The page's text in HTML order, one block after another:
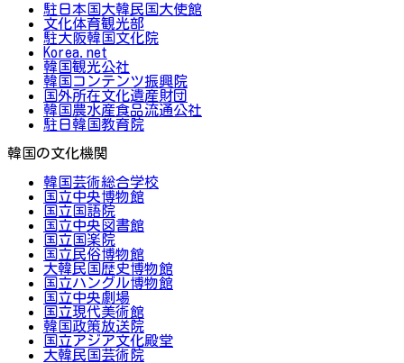
駐日本国大韓民国大使館
文化体育観光部
駐大阪韓国文化院
Korea.net
韓国観光公社
韓国コンテンツ振興院
国外所在文化遺産財団
韓国農水産食品流通公社
駐日韓国教育院
韓国の文化機関
韓国芸術総合学校
国立中央博物館
国立国語院
国立中央図書館
国立国楽院
国立民俗博物館
大韓民国歴史博物館
国立ハングル博物館
国立中央劇場
国立現代美術館
韓国政策放送院
国立アジア文化殿堂
大韓民国芸術院